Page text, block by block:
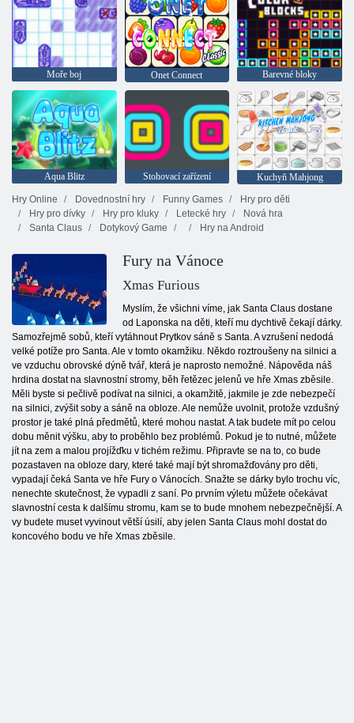
Moře boj Onet Connect Barevné bloky
Aqua Blitz Stohovací zařízení
Kuchyň Mahjong
Hry Online
Dovednostní hry Funny Games
Hry pro děti
Hry pro dívky
Hry pro kluky Letecké hry
Nová hra
Santa Claus
Dotykový Game Hry na Android
Fury na Vánoce
Xmas Furious
Myslím, že všichni víme, jak Santa Claus dostane
od Laponska na děti, kteří mu dychtivě čekají dárky.
Samozřejmě sobů, kteří vytáhnout Prytkov sáně s Santa. A vzrušení nedodá
velké potíže pro Santa. Ale v tomto okamžiku. Někdo roztroušeny na silnici a
ve vzduchu obrovské dýně tvář, která je naprosto nemožné. Nápověda náš
hrdina dostat na slavnostní stromy, běh řetězec jelenů ve hře Xmas zběsile.
Měli byste si pečlivě podívat na silnici, a okamžitě, jakmile je zde nebezpečí
na silnici, zvýšit soby a sáně na obloze. Ale nemůže uvolnit, protože vzdušný
prostor je také plná předmětů, které mohou nastat. A tak budete mít po celou
dobu měnit výšku, aby to proběhlo bez problémů. Pokud je to nutné, můžete
jít na zem a malou projížďku v tichém režimu. Připravte se na to, co bude
pozastaven na obloze dary, které také mají být shromažďovány pro děti,
vypadají čeká Santa ve hře Fury o Vánocích. Snažte se dárky bylo trochu víc,
nenechte skutečnost, že vypadli z saní. Po prvním výletu můžete očekávat
slavnostní cesta k dalšímu stromu, kam se to bude mnohem nebezpečnější. A
vy budete muset vyvinout větší úsilí, aby jelen Santa Claus mohl dostat do
koncového bodu ve hře Xmas zběsile.